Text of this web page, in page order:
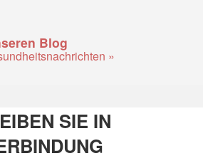
Blog
»
SIE IN